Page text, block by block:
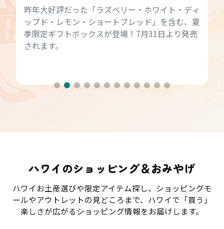
昨年大好評だった「ラズベリー・ホワイト・ディ
ップド・レモン・ショートブレッド」を含む、夏
季限定ギフトボックスが登場！7月31日より発売
されます。
ハワイのショッピング＆おみやげ
ハワイお土産選びや限定アイテム探し、ショッピングモ
ールやアウトレットの見どころまで、ハワイで「買う」
楽しさが広がるショッピング情報をお届けします。